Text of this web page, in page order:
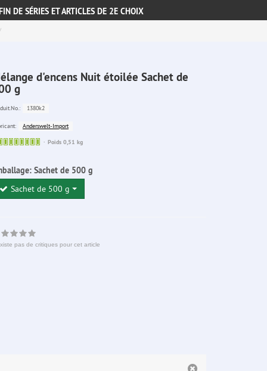
DE SÉRIES ET ARTICLES DE 2E CHOIX
d'encens Nuit étoilée Sachet de
g
1380k2
Anderswelt-Import
Sofort
Poids 0,51 kg
Sachet de 500 g
Sachet de 500 g
pas de critiques pour cet article